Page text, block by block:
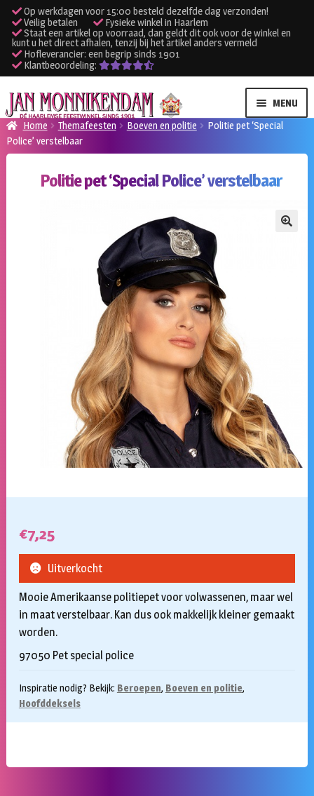
Op werkdagen voor 15:00 besteld dezelfde dag verzonden!
Veilig betalen
Fysieke winkel in Haarlem
Staat een artikel op voorraad, dan geldt dit ook voor de winkel en
kunt u het direct afhalen, tenzij bij het artikel anders vermeld
Hofleverancier: een begrip sinds 1901
Klantbeoordeling:
Ga
door
naar
navigatie
Ga
naar
de
inhoud
MENU
Verhuur kleding
Verhuur apparatuur
Klantenservice
Home Themafeesten Boeven en politie
Politie pet ‘Special
Police’ verstelbaar
Politie pet ‘Special Police’ verstelbaar
€7,25
Mooie Amerikaanse politiepet voor volwassenen, maar wel
in maat verstelbaar. Kan dus ook makkelijk kleiner gemaakt
worden.
97050 Pet special police
Inspiratie nodig? Bekijk: Beroepen, Boeven en politie,
Hoofddeksels
Uitverkocht